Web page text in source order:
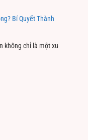
Bí Quyết Thành
không chỉ là một xu